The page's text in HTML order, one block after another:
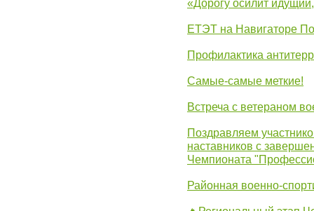
«Дорогу осилит
ЕТЭТ на Навигаторе
Профилактика
Самые-самые меткие!
Встреча с ветераном
Поздравляем
наставников с
Чемпионата
Районная военно-